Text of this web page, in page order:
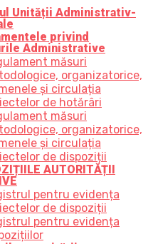
Unității Administrativ-
privind
Administrative
măsuri
organizatorice,
și circulația
de hotărâri
măsuri
organizatorice,
și circulația
de dispoziții
AUTORITĂȚII
pentru evidența
de dispoziții
pentru evidența